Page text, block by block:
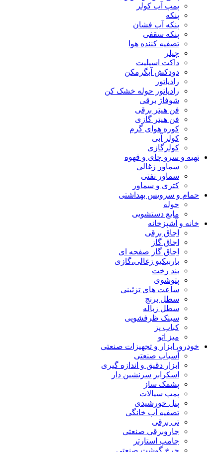
پمپ آب کولر
پنکه
پنکه آب فشان
پنکه سقفی
تصفیه کننده هوا
چیلر
داکت اسپلیت
دودکش آبگرمکن
رادیاتور
رادیاتور حوله خشک کن
شوفاژ برقی
فن هیتر برقی
فن هیتر گازی
کوره هوای گرم
کولر آبی
کولرگازی
تهیه و سرو چای و قهوه
سماور زغالی
سماور نفتی
کتری و سماور
حمام و سرویس بهداشتی
حوله
مایع دستشویی
خانه و آشپزخانه
اجاق برقی
اجاق گاز
اجاق گاز صفحه ای
باربیکیو زغالی،گازی
بند رخت
پتوشوی
ساعت های تزئینی
سطل برنج
سطل زباله
سینک ظرفشویی
کباب پز
میز اتو
خودرو، ابزار و تجهیزات صنعتی
آسیاب صنعتی
ابزار دقیق و اندازه گیری
اسکرابر سرنشین دار
پشمک ساز
پمپ سیالات
پنل خورشیدی
تصفیه آب خانگی
تی برقی
جاروبرقی صنعتی
جامپ استارتر
چرخ گوشت صنعتی